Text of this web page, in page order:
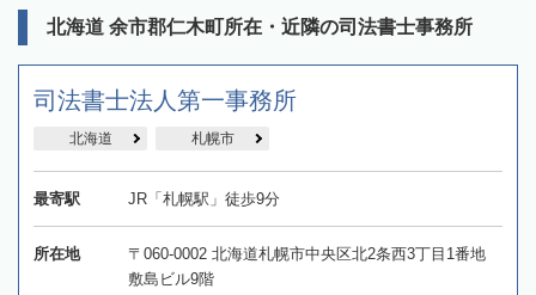
北海道 余市郡仁木町所在・近隣の司法書士事務所
司法書士法人第一事務所
北海道 札幌市
最寄駅 JR「札幌駅」徒歩9分
所在地
〒060-0002 北海道札幌市中央区北2条西3丁目1番地
敷島ビル9階